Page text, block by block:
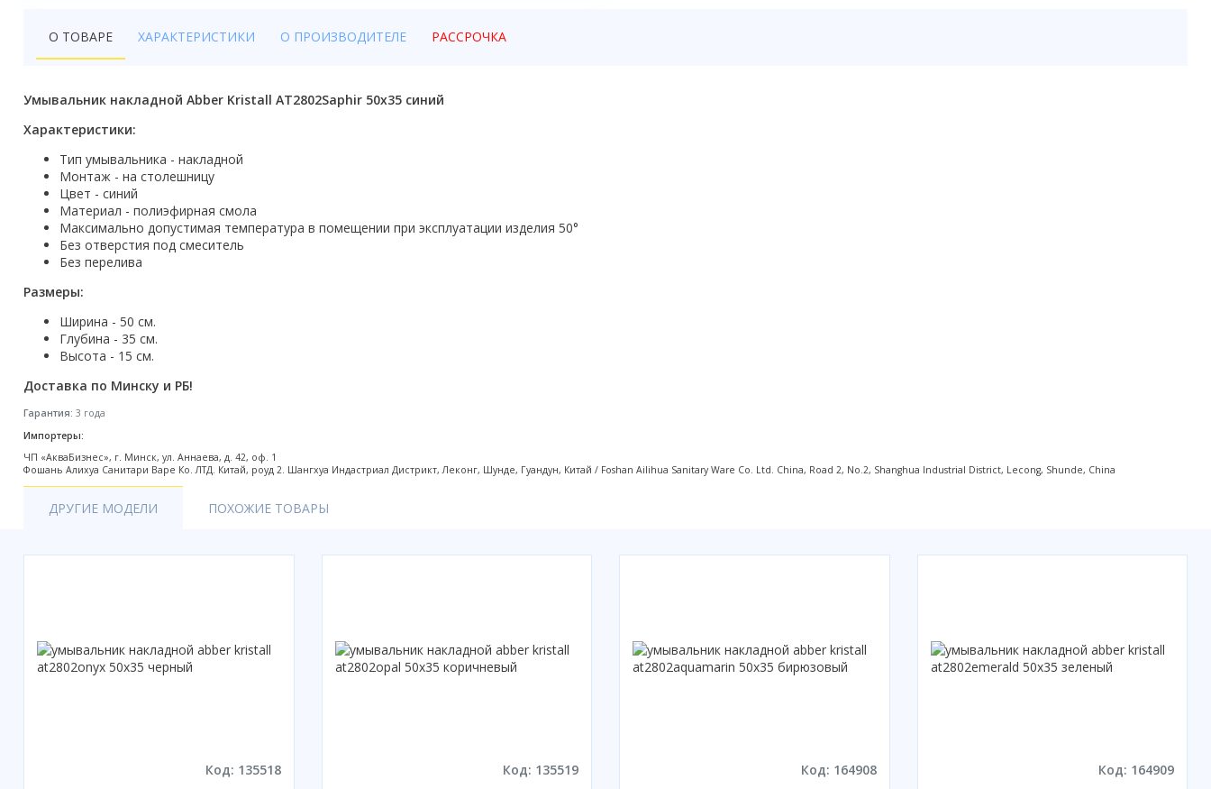
Кухонные мойки
Трапы
Радиаторы отопления
Котлы отопления
Аксессуары для ванной
Сифоны и донные клапаны
Люки
Дом и сад
Акции
О ТОВАРЕ ХАРАКТЕРИСТИКИ О ПРОИЗВОДИТЕЛЕ РАССРОЧКА
Умывальник накладной Abber Kristall AT2802Saphir 50x35 синий
Характеристики:
Тип умывальника - накладной
Монтаж - на столешницу
Цвет - синий
Материал - полиэфирная смола
Максимально допустимая температура в помещении при эксплуатации изделия 50°
Без отверстия под смеситель
Без перелива
Размеры:
Ширина - 50 см.
Глубина - 35 см.
Высота - 15 см.
Доставка по Минску и РБ!
Гарантия: 3 года
Импортеры:
ЧП «АкваБизнес», г. Минск, ул. Аннаева, д. 42, оф. 1
Фошань Алихуа Санитари Варе Ко. ЛТД. Китай, роуд 2. Шангхуа Индастриал Дистрикт, Леконг, Шунде, Гуандун, Китай / Foshan Ailihua Sanitary Ware Co. Ltd. China, Road 2, No.2, Shanghua Industrial District, Lecong, Shunde, China
ДРУГИЕ МОДЕЛИ ПОХОЖИЕ ТОВАРЫ
Код: 135518 Код: 135519 Код: 164908 Код: 164909